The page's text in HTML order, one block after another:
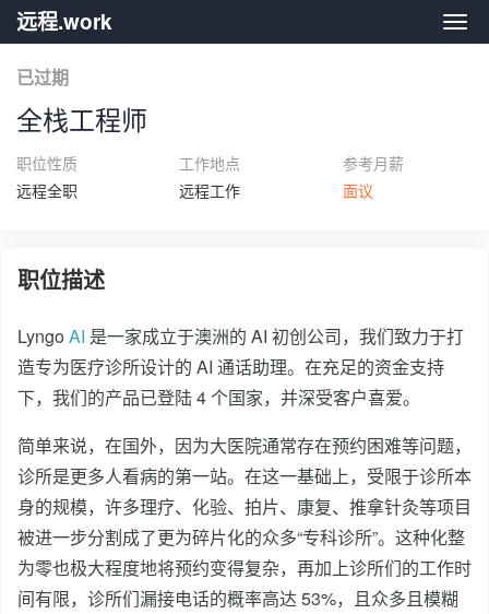
远
远程.work
已过期
全栈工程师
职位性质
远程全职
工作地点
远程工作
参考月薪
面议
职位描述
Lyngo AI 是一家成立于澳洲的 AI 初创公司，我们致力于打
造专为医疗诊所设计的 AI 通话助理。在充足的资金支持
下，我们的产品已登陆 4 个国家，并深受客户喜爱。
简单来说，在国外，因为大医院通常存在预约困难等问题，
诊所是更多人看病的第一站。在这一基础上，受限于诊所本
身的规模，许多理疗、化验、拍片、康复、推拿针灸等项目
被进一步分割成了更为碎片化的众多“专科诊所”。这种化整
为零也极大程度地将预约变得复杂，再加上诊所们的工作时
间有限，诊所们漏接电话的概率高达 53%，且众多且模糊